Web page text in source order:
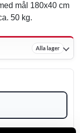
mål 180x40 cm
50 kg.
Alla lager